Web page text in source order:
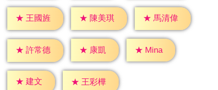
★ 王國旌 ★ 陳美琪 ★ 馬清偉
★ 許常德 ★ 康凱 ★ Mina
★ 建文 ★ 王彩樺